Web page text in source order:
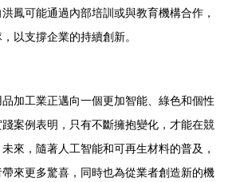
鳳可能通過內部培訓或與教育機構合作，
以支撐企業的持續創新。
加工業正邁向一個更加智能、綠色和個性
案例表明，只有不斷擁抱變化，才能在競
來，隨著人工智能和可再生材料的普及，
來更多驚喜，同時也為從業者創造新的機